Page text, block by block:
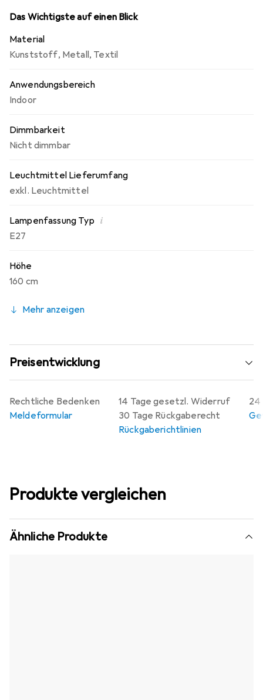
Das Wichtigste auf einen Blick
Material
Kunststoff, Metall, Textil
Anwendungsbereich
Indoor
Dimmbarkeit
Nicht dimmbar
Leuchtmittel Lieferumfang
exkl. Leuchtmittel
Lampenfassung Typ i
E27
Höhe
160 cm
Mehr anzeigen
Preisentwicklung
14 Tage gesetzl. Widerruf
30 Tage Rückgaberecht
Rückgaberichtlinien
24
Rechtliche Bedenken
Meldeformular
Produkte vergleichen
Ähnliche Produkte